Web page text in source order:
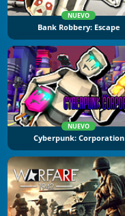
NUEVO
Bank Robbery: Escape
NUEVO
Cyberpunk: Corporation